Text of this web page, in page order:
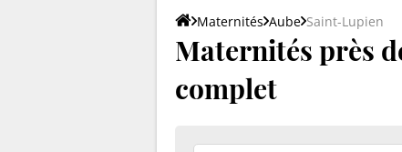
Maternités Aube Saint-Lupien
Maternités près
complet